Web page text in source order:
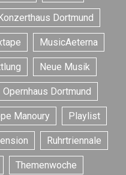
Dortmund
MusicAeterna
Neue Musik
Opernhaus Dortmund
Manoury Playlist
Ruhrtriennale
Themenwoche